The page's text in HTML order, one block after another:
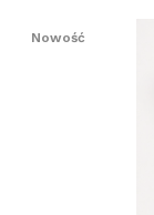
Nowość